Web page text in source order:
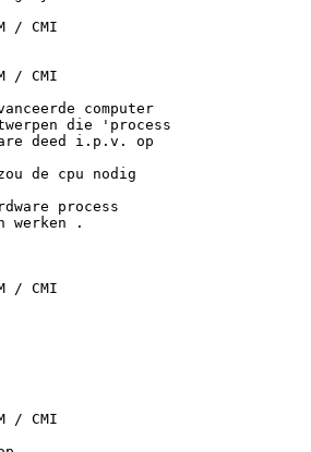
/ CMI
/ CMI
computer
die 'process
deed i.p.v. op
de cpu nodig
process
werken .
/ CMI
/ CMI